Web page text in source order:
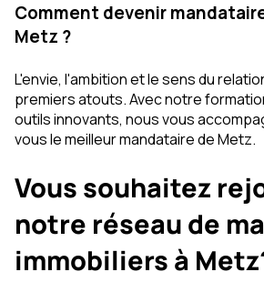
Comment devenir
Metz ?
L'envie, l'ambition et le sens du
premiers atouts. Avec notre
outils innovants, nous vous
vous le meilleur mandataire de Metz.
Vous souhaitez
notre réseau de
immobiliers à